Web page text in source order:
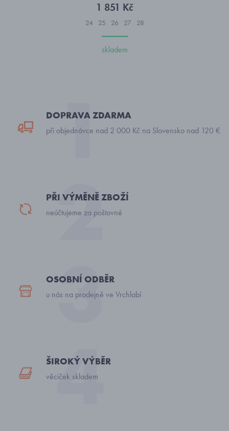
1 851 Kč
24 25 26 27 28
skladem
DOPRAVA ZDARMA
při objednávce nad 2 000 Kč na Slovensko nad 120 €
PŘI VÝMĚNĚ ZBOŽÍ
neúčtujeme za poštovné
OSOBNÍ ODBĚR
u nás na prodejně ve Vrchlabí
ŠIROKÝ VÝBĚR
věciček skladem